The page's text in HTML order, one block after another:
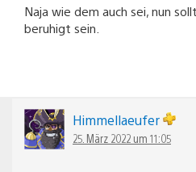
Naja wie dem auch sei, nun
beruhigt sein.
Himmellaeufer
25. März 2022 um 11:05